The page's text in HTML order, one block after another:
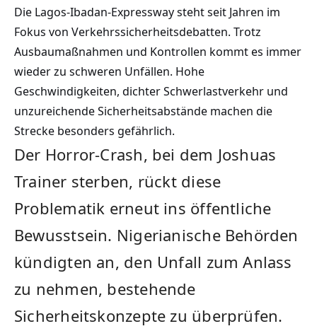
Die Lagos-Ibadan-Expressway steht seit Jahren im
Fokus von Verkehrssicherheitsdebatten. Trotz
Ausbaumaßnahmen und Kontrollen kommt es immer
wieder zu schweren Unfällen. Hohe
Geschwindigkeiten, dichter Schwerlastverkehr und
unzureichende Sicherheitsabstände machen die
Strecke besonders gefährlich.
Der Horror-Crash, bei dem Joshuas
Trainer sterben, rückt diese
Problematik erneut ins öffentliche
Bewusstsein. Nigerianische Behörden
kündigten an, den Unfall zum Anlass
zu nehmen, bestehende
Sicherheitskonzepte zu überprüfen.